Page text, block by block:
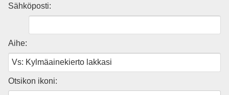
Sähköposti:
Aihe:
Otsikon ikoni: